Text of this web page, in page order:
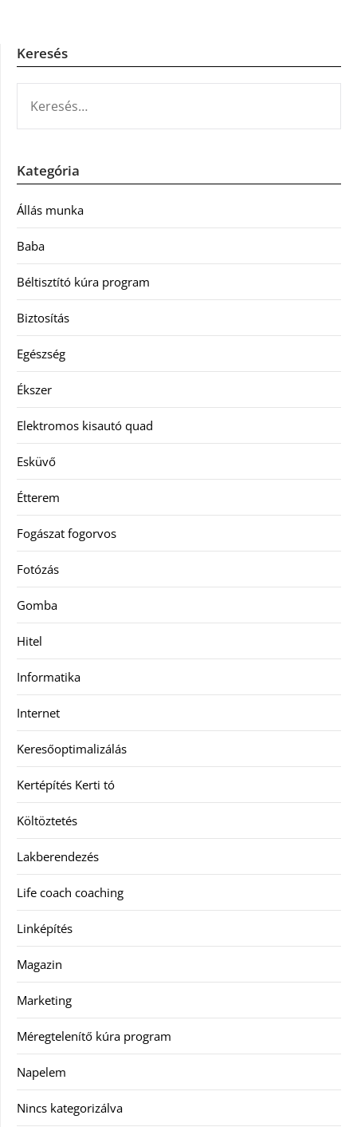
Keresés
Kategória
Állás munka
Baba
Béltisztító kúra program
Biztosítás
Egészség
Ékszer
Elektromos kisautó quad
Esküvő
Étterem
Fogászat fogorvos
Fotózás
Gomba
Hitel
Informatika
Internet
Keresőoptimalizálás
Kertépítés Kerti tó
Költöztetés
Lakberendezés
Life coach coaching
Linképítés
Magazin
Marketing
Méregtelenítő kúra program
Napelem
Nincs kategorizálva